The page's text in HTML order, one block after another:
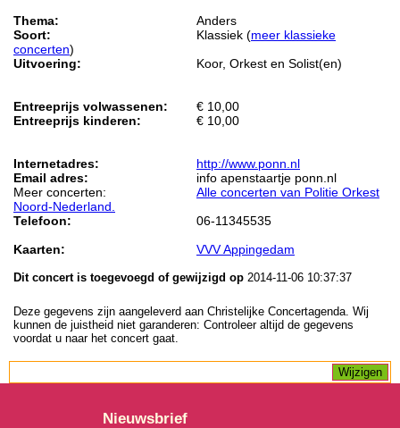
Thema:
Anders
Soort:
Klassiek (meer klassieke
concerten)
Uitvoering:
Koor, Orkest en Solist(en)
Entreeprijs volwassenen:
€ 10,00
Entreeprijs kinderen:
€ 10,00
Internetadres:
http://www.ponn.nl
Email adres:
info apenstaartje ponn.nl
Meer concerten:
Alle concerten van Politie Orkest
Noord-Nederland.
Telefoon:
06-11345535
Kaarten:
VVV Appingedam
Dit concert is toegevoegd of gewijzigd op 2014-11-06 10:37:37
Deze gegevens zijn aangeleverd aan Christelijke Concertagenda. Wij
kunnen de juistheid niet garanderen: Controleer altijd de gegevens
voordat u naar het concert gaat.
Nieuwsbrief